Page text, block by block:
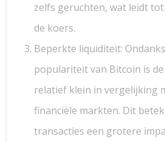
zelfs geruchten, wat leidt
de koers.
Beperkte liquiditeit:
populariteit van Bitcoin is
relatief klein in vergelijking
financiële markten. Dit
transacties een grotere